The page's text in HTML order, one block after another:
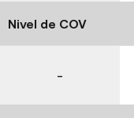
Nivel de COV
-